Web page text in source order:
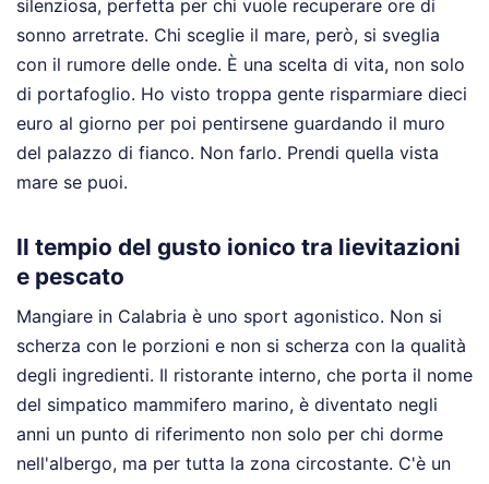
silenziosa, perfetta per chi vuole recuperare ore di
sonno arretrate. Chi sceglie il mare, però, si sveglia
con il rumore delle onde. È una scelta di vita, non solo
di portafoglio. Ho visto troppa gente risparmiare dieci
euro al giorno per poi pentirsene guardando il muro
del palazzo di fianco. Non farlo. Prendi quella vista
mare se puoi.
Il tempio del gusto ionico tra lievitazioni
e pescato
Mangiare in Calabria è uno sport agonistico. Non si
scherza con le porzioni e non si scherza con la qualità
degli ingredienti. Il ristorante interno, che porta il nome
del simpatico mammifero marino, è diventato negli
anni un punto di riferimento non solo per chi dorme
nell'albergo, ma per tutta la zona circostante. C'è un